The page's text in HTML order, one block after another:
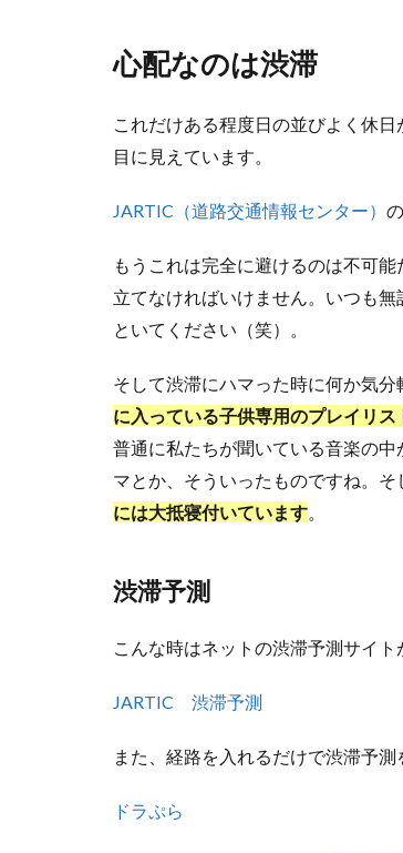
心配なのは渋滞
これだけある程度日の並びよく休
目に見えています。
JARTIC（道路交通情報センター）
もうこれは完全に避けるのは不可
立てなければいけません。いつも
といてください（笑）。
そして渋滞にハマった時に何か気
に入っている子供専用のプレイリ
普通に私たちが聞いている音楽の
マとか、そういったものですね。
には大抵寝付いています。
渋滞予測
こんな時はネットの渋滞予測サイト
JARTIC 渋滞予測
また、経路を入れるだけで渋滞予
ドラぷら